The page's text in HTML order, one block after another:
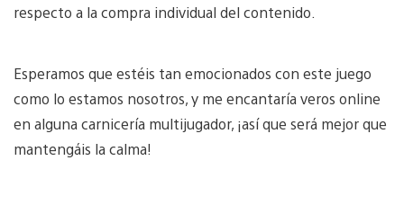
respecto a la compra individual del contenido.
Esperamos que estéis tan emocionados con este juego
como lo estamos nosotros, y me encantaría veros online
en alguna carnicería multijugador, ¡así que será mejor que
mantengáis la calma!